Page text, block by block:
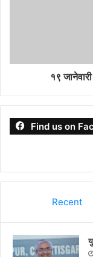
१९
Find us on
Recent